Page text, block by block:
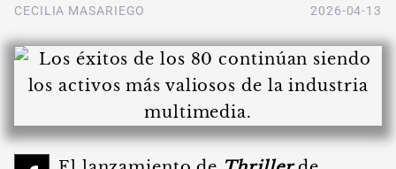
CECILIA MASARIEGO 2026-04-13